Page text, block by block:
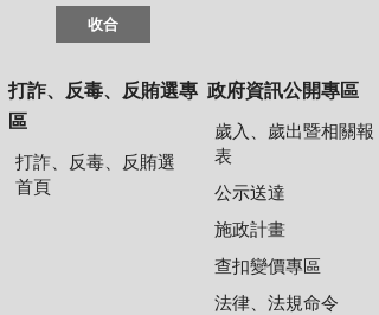
收合
打詐、反毒、反賄選專
區
打詐、反毒、反賄選
首頁
政府資訊公開專區
歲入、歲出暨相關報
表
公示送達
施政計畫
查扣變價專區
法律、法規命令